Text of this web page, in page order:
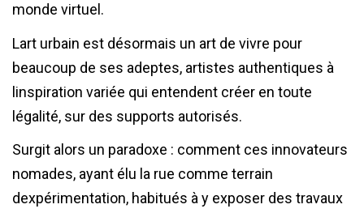
monde virtuel.
Lart urbain est désormais un art de vivre pour
beaucoup de ses adeptes, artistes authentiques à
linspiration variée qui entendent créer en toute
légalité, sur des supports autorisés.
Surgit alors un paradoxe : comment ces innovateurs
nomades, ayant élu la rue comme terrain
dexpérimentation, habitués à y exposer des travaux